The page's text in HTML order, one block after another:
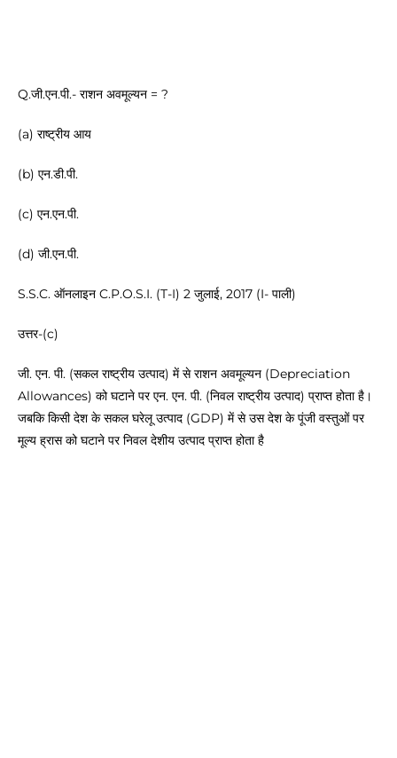
Q.जी.एन.पी.- राशन अवमूल्यन = ?
(a) राष्ट्रीय आय
(b) एन.डी.पी.
(c) एन.एन.पी.
(d) जी.एन.पी.
S.S.C. ऑनलाइन C.P.O.S.I. (T-I) 2 जुलाई, 2017 (I- पाली)
उत्तर-(c)
जी. एन. पी. (सकल राष्ट्रीय उत्पाद) में से राशन अवमूल्यन (Depreciation
Allowances) को घटाने पर एन. एन. पी. (निवल राष्ट्रीय उत्पाद) प्राप्त होता है।
जबकि किसी देश के सकल घरेलू उत्पाद (GDP) में से उस देश के पूंजी वस्तुओं पर
मूल्य ह्रास को घटाने पर निवल देशीय उत्पाद प्राप्त होता है